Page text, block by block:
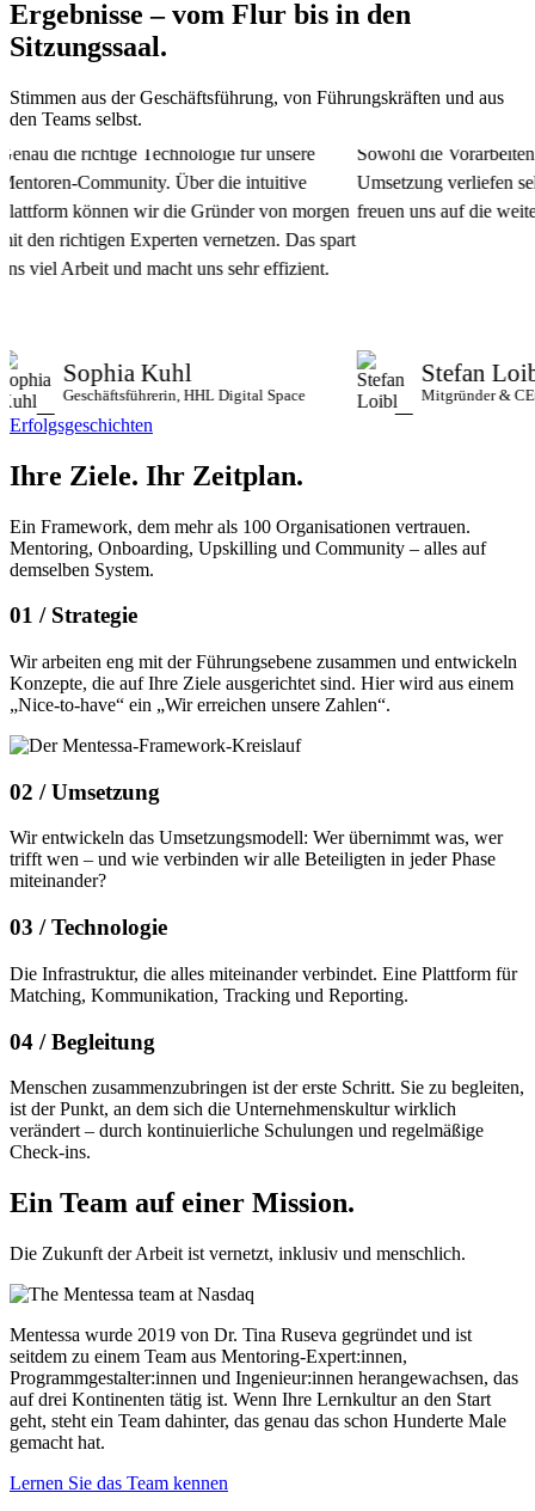
Ergebnisse – vom Flur bis in den
Sitzungssaal.
Stimmen aus der Geschäftsführung, von Führungskräften und aus
den Teams selbst.
die richtige Technologie für unsere
Community. Über die intuitive
können wir die Gründer von morgen
richtigen Experten vernetzen. Das spart
viel Arbeit und macht uns sehr effizient.
Sophia Kuhl
Geschäftsführerin, HHL Digital Space
Sowohl die Vorarbeiten
Umsetzung verliefen
freuen uns auf die weitere
Stefan Loibl
Mitgründer & CEO,
Erfolgsgeschichten
Ihre Ziele. Ihr Zeitplan.
Ein Framework, dem mehr als 100 Organisationen vertrauen.
Mentoring, Onboarding, Upskilling und Community – alles auf
demselben System.
01 /Strategie
Wir arbeiten eng mit der Führungsebene zusammen und entwickeln
Konzepte, die auf Ihre Ziele ausgerichtet sind. Hier wird aus einem
„Nice-to-have“ ein „Wir erreichen unsere Zahlen“.
02 /Umsetzung
Wir entwickeln das Umsetzungsmodell: Wer übernimmt was, wer
trifft wen – und wie verbinden wir alle Beteiligten in jeder Phase
miteinander?
03 /Technologie
Die Infrastruktur, die alles miteinander verbindet. Eine Plattform für
Matching, Kommunikation, Tracking und Reporting.
04 /Begleitung
Menschen zusammenzubringen ist der erste Schritt. Sie zu begleiten,
ist der Punkt, an dem sich die Unternehmenskultur wirklich
verändert – durch kontinuierliche Schulungen und regelmäßige
Check-ins.
Ein Team auf einer Mission.
Die Zukunft der Arbeit ist vernetzt, inklusiv und menschlich.
Mentessa wurde 2019 von Dr. Tina Ruseva gegründet und ist
seitdem zu einem Team aus Mentoring-Expert:innen,
Programmgestalter:innen und Ingenieur:innen herangewachsen, das
auf drei Kontinenten tätig ist. Wenn Ihre Lernkultur an den Start
geht, steht ein Team dahinter, das genau das schon Hunderte Male
gemacht hat.
Lernen Sie das Team kennen